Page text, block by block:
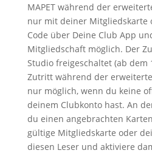
MAPET während der
nur mit deiner Mitgliedskarte
Code über Deine Club App
Mitgliedschaft möglich. Der
Studio freigeschaltet (ab dem
Zutritt während der
nur möglich, wenn du keine
deinem Clubkonto hast. An
du einen angebrachten
gültige Mitgliedskarte oder
diesen Leser und aktiviere